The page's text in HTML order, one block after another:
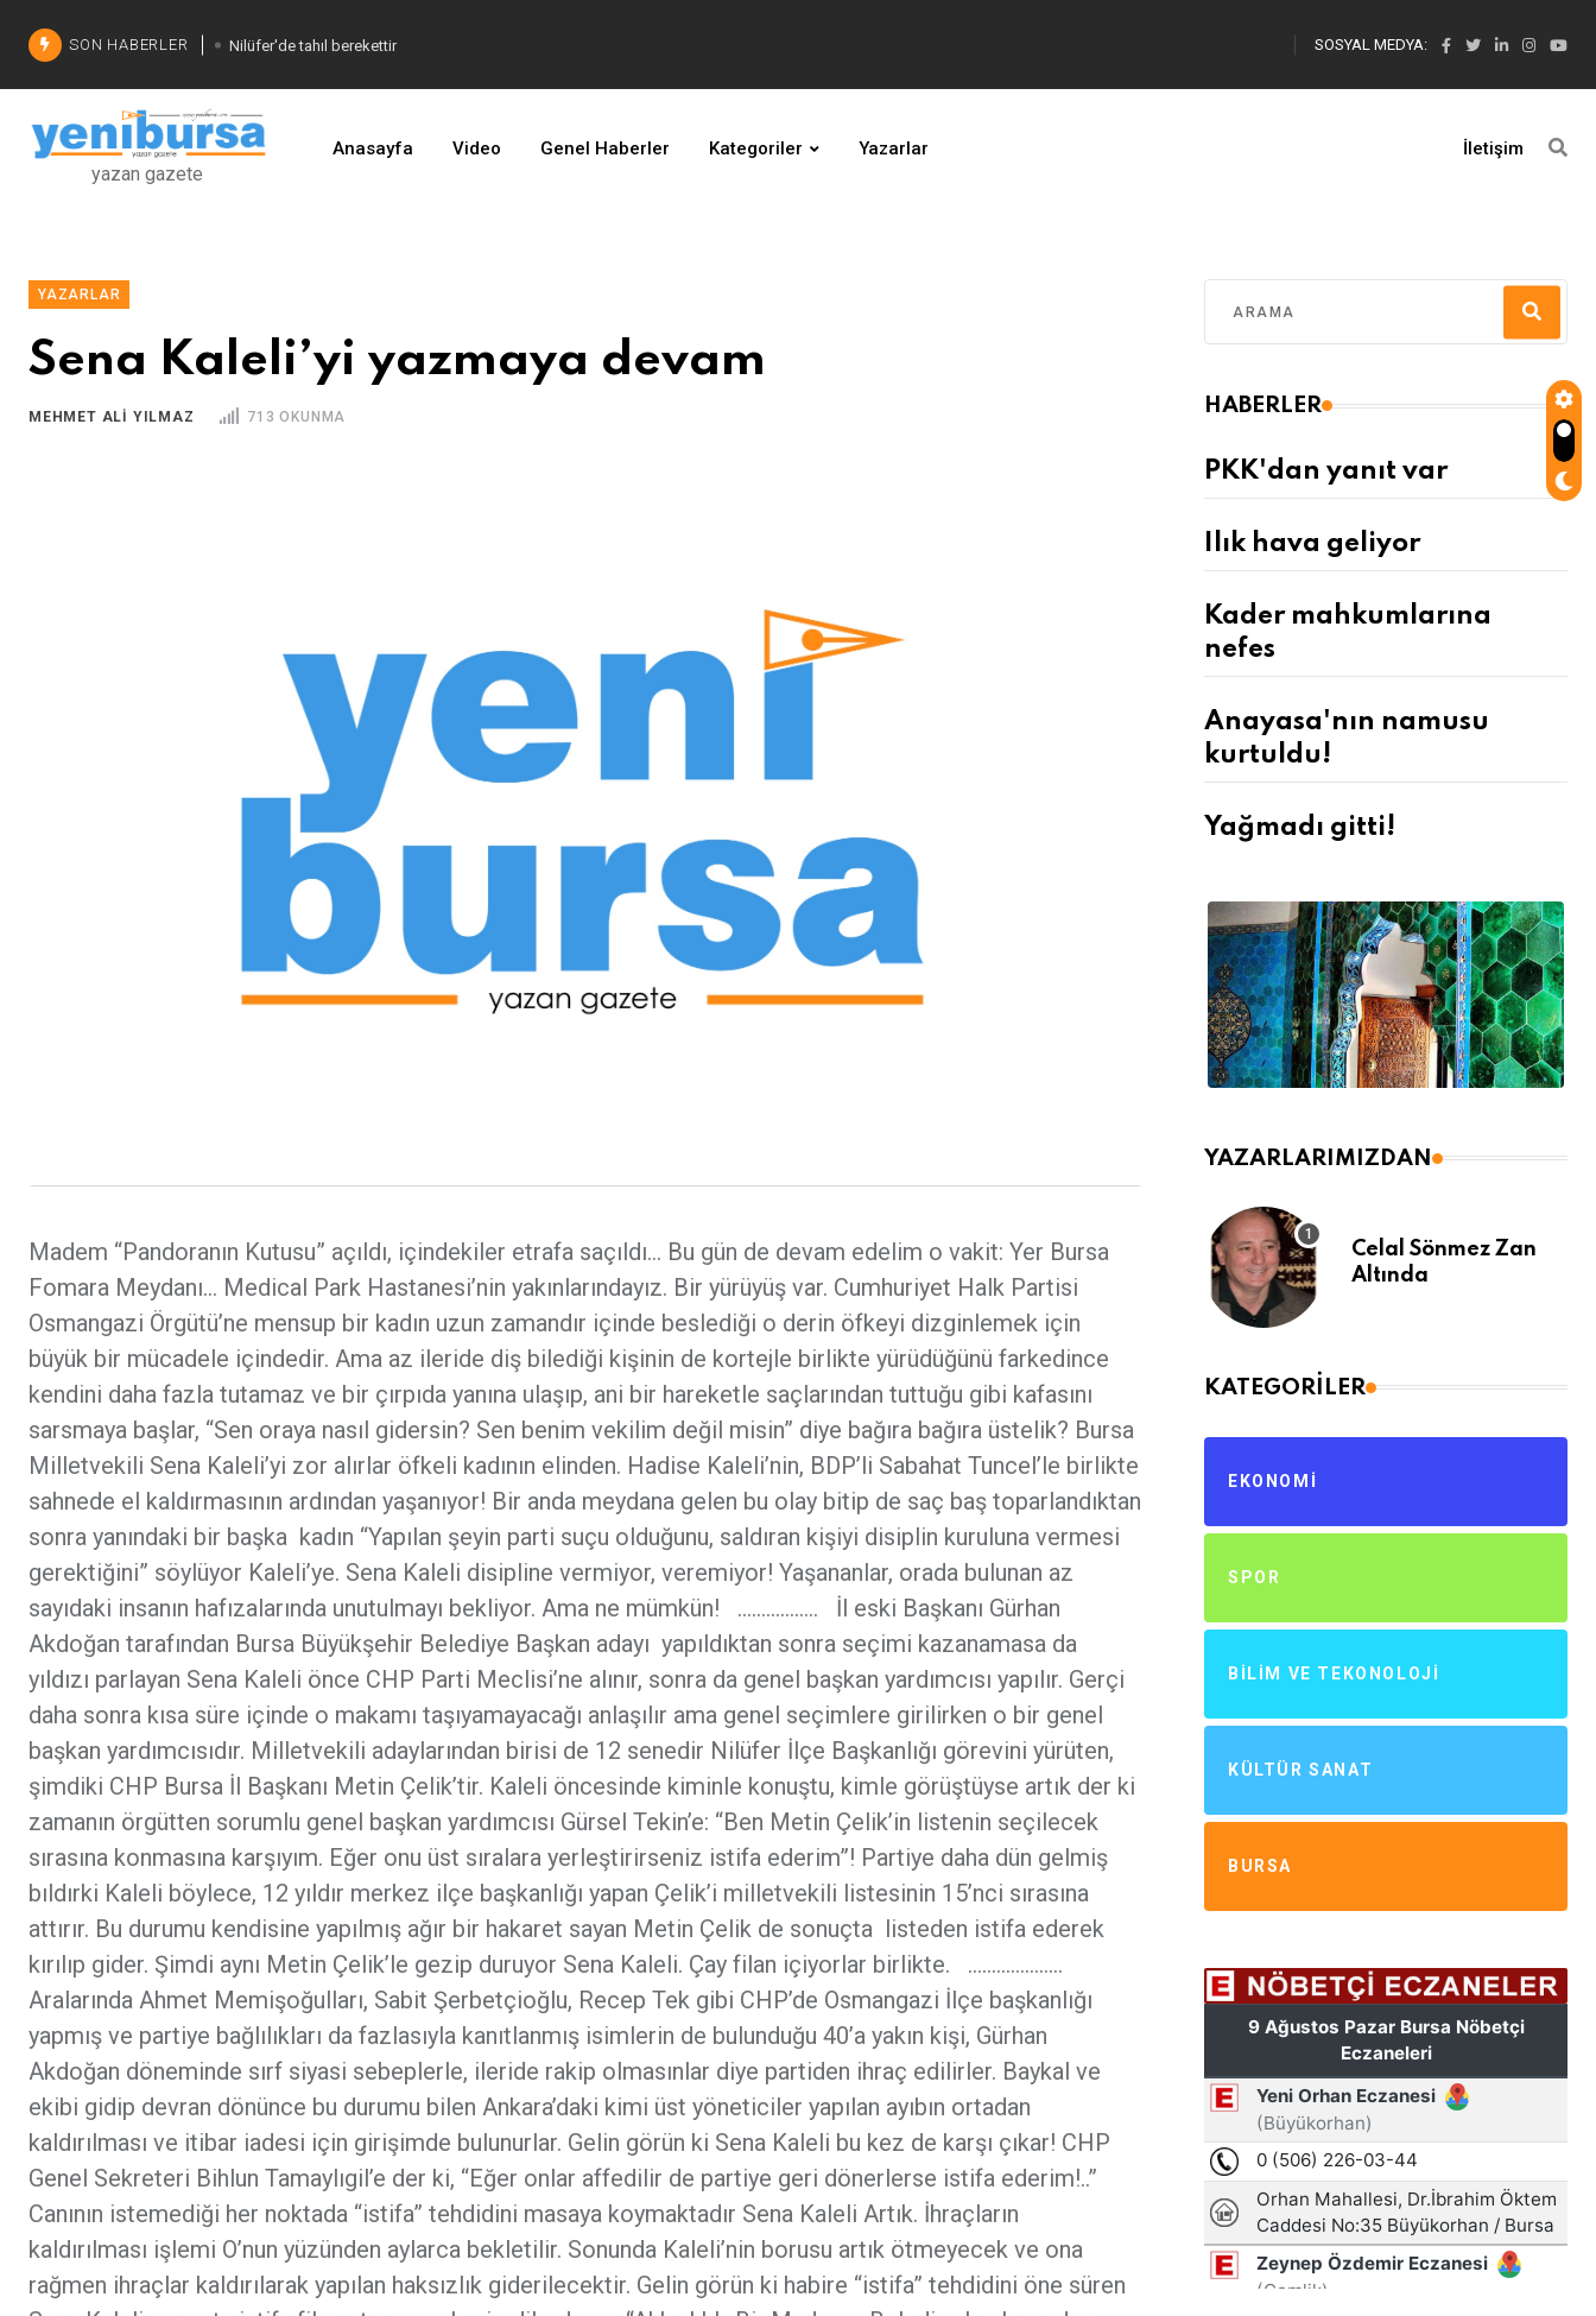
SON HABERLER Nilüfer'de tahıl berekettir
Şadi Özdemir'den çözüm
İşinizi geliştirin
SOSYAL MEDYA:
yazan gazete
Anasayfa Video Genel Haberler Kategoriler Yazarlar İletişim
YAZARLAR
Sena Kaleli’yi yazmaya devam
MEHMET ALI YILMAZ 713 OKUNMA
Madem “Pandoranın Kutusu” açıldı, içindekiler etrafa saçıldı… Bu gün de devam edelim o vakit: Yer Bursa
Fomara Meydanı… Medical Park Hastanesi’nin yakınlarındayız. Bir yürüyüş var. Cumhuriyet Halk Partisi
Osmangazi Örgütü’ne mensup bir kadın uzun zamandır içinde beslediği o derin öfkeyi dizginlemek için
büyük bir mücadele içindedir. Ama az ileride diş bilediği kişinin de kortejle birlikte yürüdüğünü farkedince
kendini daha fazla tutamaz ve bir çırpıda yanına ulaşıp, ani bir hareketle saçlarından tuttuğu gibi kafasını
sarsmaya başlar, “Sen oraya nasıl gidersin? Sen benim vekilim değil misin” diye bağıra bağıra üstelik? Bursa
Milletvekili Sena Kaleli’yi zor alırlar öfkeli kadının elinden. Hadise Kaleli’nin, BDP’li Sabahat Tuncel’le birlikte
sahnede el kaldırmasının ardından yaşanıyor! Bir anda meydana gelen bu olay bitip de saç baş toparlandıktan
sonra yanındaki bir başka kadın “Yapılan şeyin parti suçu olduğunu, saldıran kişiyi disiplin kuruluna vermesi
gerektiğini” söylüyor Kaleli’ye. Sena Kaleli disipline vermiyor, veremiyor! Yaşananlar, orada bulunan az
sayıdaki insanın hafızalarında unutulmayı bekliyor. Ama ne mümkün! …………….. İl eski Başkanı Gürhan
Akdoğan tarafından Bursa Büyükşehir Belediye Başkan adayı yapıldıktan sonra seçimi kazanamasa da
yıldızı parlayan Sena Kaleli önce CHP Parti Meclisi’ne alınır, sonra da genel başkan yardımcısı yapılır. Gerçi
daha sonra kısa süre içinde o makamı taşıyamayacağı anlaşılır ama genel seçimlere girilirken o bir genel
başkan yardımcısıdır. Milletvekili adaylarından birisi de 12 senedir Nilüfer İlçe Başkanlığı görevini yürüten,
şimdiki CHP Bursa İl Başkanı Metin Çelik’tir. Kaleli öncesinde kiminle konuştu, kimle görüştüyse artık der ki
zamanın örgütten sorumlu genel başkan yardımcısı Gürsel Tekin’e: “Ben Metin Çelik’in listenin seçilecek
sırasına konmasına karşıyım. Eğer onu üst sıralara yerleştirirseniz istifa ederim”! Partiye daha dün gelmiş
bıldırki Kaleli böylece, 12 yıldır merkez ilçe başkanlığı yapan Çelik’i milletvekili listesinin 15’nci sırasına
attırır. Bu durumu kendisine yapılmış ağır bir hakaret sayan Metin Çelik de sonuçta listeden istifa ederek
kırılıp gider. Şimdi aynı Metin Çelik’le gezip duruyor Sena Kaleli. Çay filan içiyorlar birlikte. ………………..
Aralarında Ahmet Memişoğulları, Sabit Şerbetçioğlu, Recep Tek gibi CHP’de Osmangazi İlçe başkanlığı
yapmış ve partiye bağlılıkları da fazlasıyla kanıtlanmış isimlerin de bulunduğu 40’a yakın kişi, Gürhan
Akdoğan döneminde sırf siyasi sebeplerle, ileride rakip olmasınlar diye partiden ihraç edilirler. Baykal ve
ekibi gidip devran dönünce bu durumu bilen Ankara’daki kimi üst yöneticiler yapılan ayıbın ortadan
kaldırılması ve itibar iadesi için girişimde bulunurlar. Gelin görün ki Sena Kaleli bu kez de karşı çıkar! CHP
Genel Sekreteri Bihlun Tamaylıgil’e der ki, “Eğer onlar affedilir de partiye geri dönerlerse istifa ederim!..”
Canının istemediği her noktada “istifa” tehdidini masaya koymaktadır Sena Kaleli Artık. İhraçların
kaldırılması işlemi O’nun yüzünden aylarca bekletilir. Sonunda Kaleli’nin borusu artık ötmeyecek ve ona
rağmen ihraçlar kaldırılarak yapılan haksızlık giderilecektir. Gelin görün ki habire “istifa” tehdidini öne süren
HABERLER
PKK'dan yanıt var
Ilık hava geliyor
Kader mahkumlarına
nefes
Anayasa'nın namusu
kurtuldu!
Yağmadı gitti!
YAZARLARIMIZDAN
Celal Sönmez Zan
Altında
KATEGORILER
EKONOMI
SPOR
BILIM VE TEKONOLOJI
KÜLTÜR SANAT
BURSA